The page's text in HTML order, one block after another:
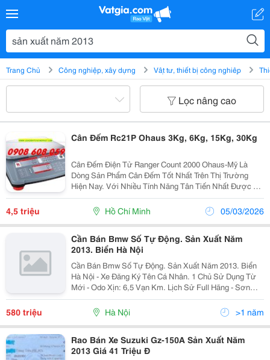
Trang Chủ Công nghiệp, xây dựng Vật tư, thiết bị công nghiệp
Lọc nâng cao
Cân Đếm Rc21P Ohaus 3Kg, 6Kg, 15Kg, 30Kg
Cân Đếm Điện Tử Ranger Count 2000 Ohaus-Mỹ Là
Dòng Sản Phẩm Cân Đếm Tốt Nhất Trên Thị Trường
Hiện Nay. Với Nhiều Tính Năng Tân Tiến Nhất Được Áp
Dụng Lên Dòng Cân Ranger Sản Xuất Năm 2013 Đáp
Ứng Với Nhu Cầu Người Tiêu Dùng. Với Thư Viện Tiện
4,5 triệu Hồ Chí Minh 05/03/2026
Cần Bán Bmw Số Tự Động. Sản Xuất Năm
2013. Biển Hà Nội
Cần Bán Bmw Số Tự Động. Sản Xuất Năm 2013. Biển
Hà Nội - Xe Đăng Ký Tên Cá Nhân. 1 Chủ Sử Dụng Từ
Mới - Odo Xịn: 6,5 Vạn Km. Lịch Sử Full Hãng - Sơn
Zin: 95% Nội Thất Còn Nguyên Mùi Mới * Cam Kết -
Không Đâm Đụng, Không Ngập Nước - Động Cơ Hộp...
580 triệu Hà Nội >1 năm
Rao Bán Xe Suzuki Gz-150A Sản Xuất Năm
2013 Giá 41 Triệu Đ